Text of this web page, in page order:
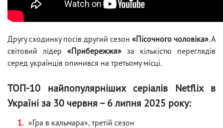
Другу сходинку посів другий сезон «Пісочного чоловіка». А
світовий лідер «Прибережжя» за кількістю переглядів
серед українців опинився на третьому місці.
ТОП-10 найпопулярніших серіалів Netflix в
Україні за 30 червня – 6 липня 2025 року:
«Гра в кальмара», третій сезон